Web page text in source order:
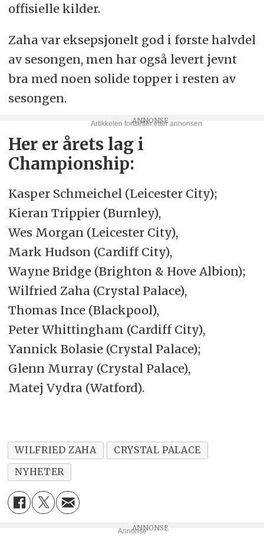
offisielle kilder.
Zaha var eksepsjonelt god i første halvdel
av sesongen, men har også levert jevnt
bra med noen solide topper i resten av
sesongen.
Her er årets lag i
Championship:
Kasper Schmeichel (Leicester City);
Kieran Trippier (Burnley),
Wes Morgan (Leicester City),
Mark Hudson (Cardiff City),
Wayne Bridge (Brighton & Hove Albion);
Wilfried Zaha (Crystal Palace),
Thomas Ince (Blackpool),
Peter Whittingham (Cardiff City),
Yannick Bolasie (Crystal Palace);
Glenn Murray (Crystal Palace),
Matej Vydra (Watford).
WILFRIED ZAHA
CRYSTAL PALACE
NYHETER
Annonse